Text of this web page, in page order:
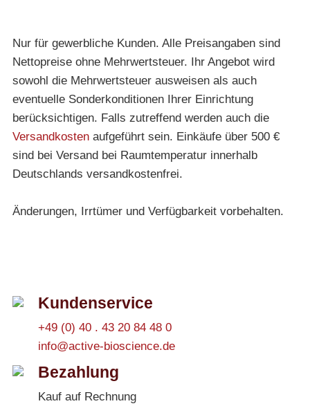
Nur für gewerbliche Kunden. Alle Preisangaben sind
Nettopreise ohne Mehrwertsteuer. Ihr Angebot wird
sowohl die Mehrwertsteuer ausweisen als auch
eventuelle Sonderkonditionen Ihrer Einrichtung
berücksichtigen. Falls zutreffend werden auch die
Versandkostenaufgeführt sein. Einkäufe über 500 €
sind bei Versand bei Raumtemperatur innerhalb
Deutschlands versandkostenfrei.
Änderungen, Irrtümer und Verfügbarkeit vorbehalten.
Kundenservice
+49 (0) 40 . 43 20 84 48 0
info@active-bioscience.de
Bezahlung
Kauf auf Rechnung